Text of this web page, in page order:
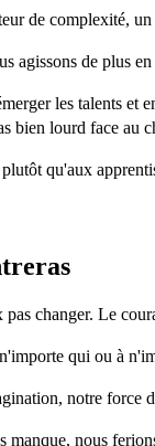
de complexité,
agissons de plus
les talents et
bien lourd face au
qu'aux
changer. Le
qui ou à
notre force
nous